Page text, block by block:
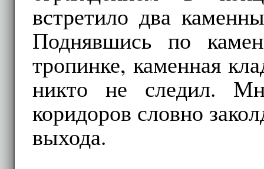
встретило два
Поднявшись по
тропинке, каменная
никто не следил.
коридоров словно
выхода.